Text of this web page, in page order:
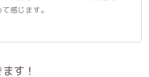
て感じます。
す！